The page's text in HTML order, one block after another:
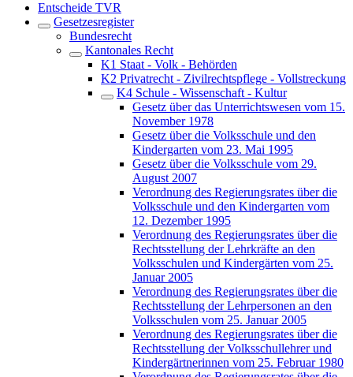
Entscheide TVR
Gesetzesregister
Bundesrecht
Kantonales Recht
K1 Staat - Volk - Behörden
K2 Privatrecht - Zivilrechtspflege - Vollstreckung
K4 Schule - Wissenschaft - Kultur
Gesetz über das Unterrichtswesen vom 15.
November 1978
Gesetz über die Volksschule und den
Kindergarten vom 23. Mai 1995
Gesetz über die Volksschule vom 29.
August 2007
Verordnung des Regierungsrates über die
Volksschule und den Kindergarten vom
12. Dezember 1995
Verordnung des Regierungsrates über die
Rechtsstellung der Lehrkräfte an den
Volksschulen und Kindergärten vom 25.
Januar 2005
Verordnung des Regierungsrates über die
Rechtsstellung der Lehrpersonen an den
Volksschulen vom 25. Januar 2005
Verordnung des Regierungsrates über die
Rechtsstellung der Volksschullehrer und
Kindergärtnerinnen vom 25. Februar 1980